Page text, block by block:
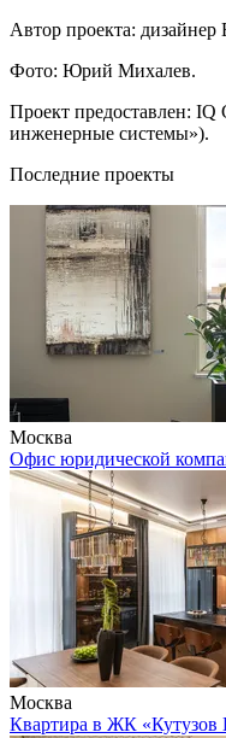
Автор проекта: дизайнер
Фото: Юрий Михалев.
Проект предоставлен:
инженерные системы»).
Последние проекты
Москва
Офис юридической
Москва
Квартира в ЖК «Кутузов